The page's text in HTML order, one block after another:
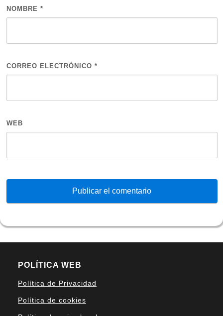
NOMBRE *
CORREO ELECTRÓNICO *
WEB
POLÍTICA WEB
Política de Privacidad
Política de cookies